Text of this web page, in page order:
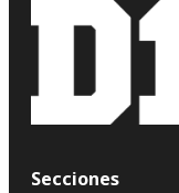
Secciones